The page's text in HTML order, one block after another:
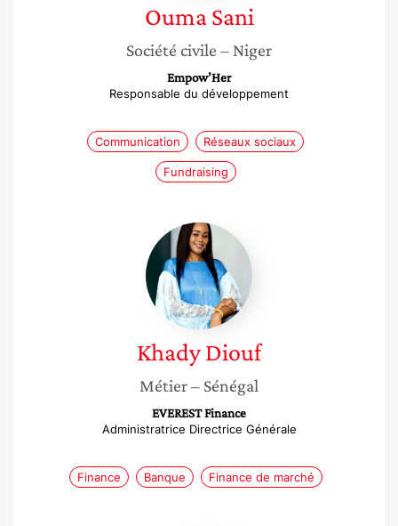
Ouma Sani
Société civile – Niger
Empow’Her
Responsable du développement
Communication Réseaux sociaux
Fundraising
Khady
Diouf
KhadyDiouf
Métier– Sénégal
EVEREST Finance
Administratrice Directrice Générale
Finance Banque Finance de marché